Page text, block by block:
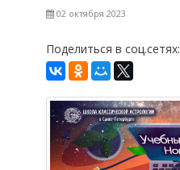
02 октября 2023
Поделиться в соц.сетях: